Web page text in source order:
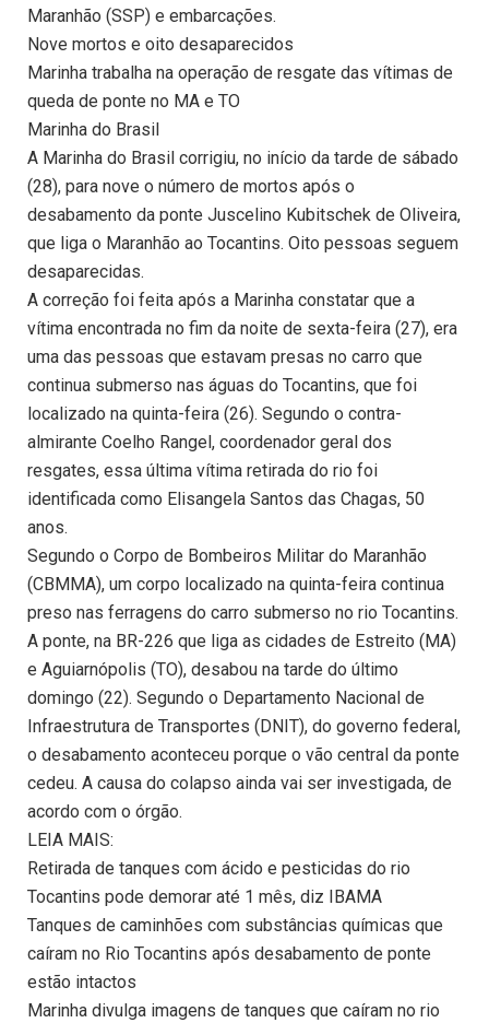
Maranhão (SSP) e embarcações.
Nove mortos e oito desaparecidos
Marinha trabalha na operação de resgate das vítimas de
queda de ponte no MA e TO
Marinha do Brasil
A Marinha do Brasil corrigiu, no início da tarde de sábado
(28), para nove o número de mortos após o
desabamento da ponte Juscelino Kubitschek de Oliveira,
que liga o Maranhão ao Tocantins. Oito pessoas seguem
desaparecidas.
A correção foi feita após a Marinha constatar que a
vítima encontrada no fim da noite de sexta-feira (27), era
uma das pessoas que estavam presas no carro que
continua submerso nas águas do Tocantins, que foi
localizado na quinta-feira (26). Segundo o contra-
almirante Coelho Rangel, coordenador geral dos
resgates, essa última vítima retirada do rio foi
identificada como Elisangela Santos das Chagas, 50
anos.
Segundo o Corpo de Bombeiros Militar do Maranhão
(CBMMA), um corpo localizado na quinta-feira continua
preso nas ferragens do carro submerso no rio Tocantins.
A ponte, na BR-226 que liga as cidades de Estreito (MA)
e Aguiarnópolis (TO), desabou na tarde do último
domingo (22). Segundo o Departamento Nacional de
Infraestrutura de Transportes (DNIT), do governo federal,
o desabamento aconteceu porque o vão central da ponte
cedeu. A causa do colapso ainda vai ser investigada, de
acordo com o órgão.
LEIA MAIS:
Retirada de tanques com ácido e pesticidas do rio
Tocantins pode demorar até 1 mês, diz IBAMA
Tanques de caminhões com substâncias químicas que
caíram no Rio Tocantins após desabamento de ponte
estão intactos
Marinha divulga imagens de tanques que caíram no rio